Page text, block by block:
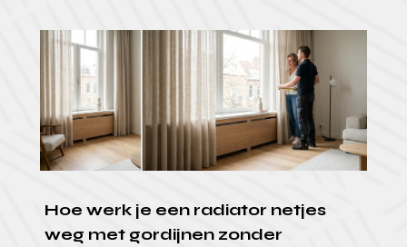
Hoe werk je een radiator netjes
weg met gordijnen zonder